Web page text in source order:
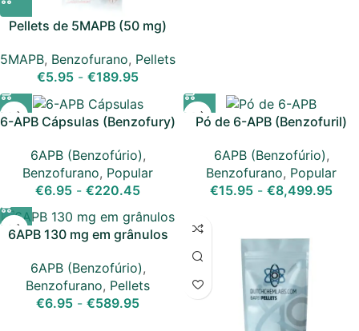
Pellets de 5MAPB (50 mg)
5MAPB, Benzofurano, Pellets
€5.95 - €189.95
6-APB Cápsulas (Benzofury)
6APB (Benzofúrio),
Benzofurano, Popular
€6.95 - €220.45
Pó de 6-APB (Benzofuril)
6APB (Benzofúrio),
Benzofurano, Popular
€15.95 - €8,499.95
6APB 130 mg em grânulos
6APB (Benzofúrio),
Benzofurano, Pellets
€6.95 - €589.95